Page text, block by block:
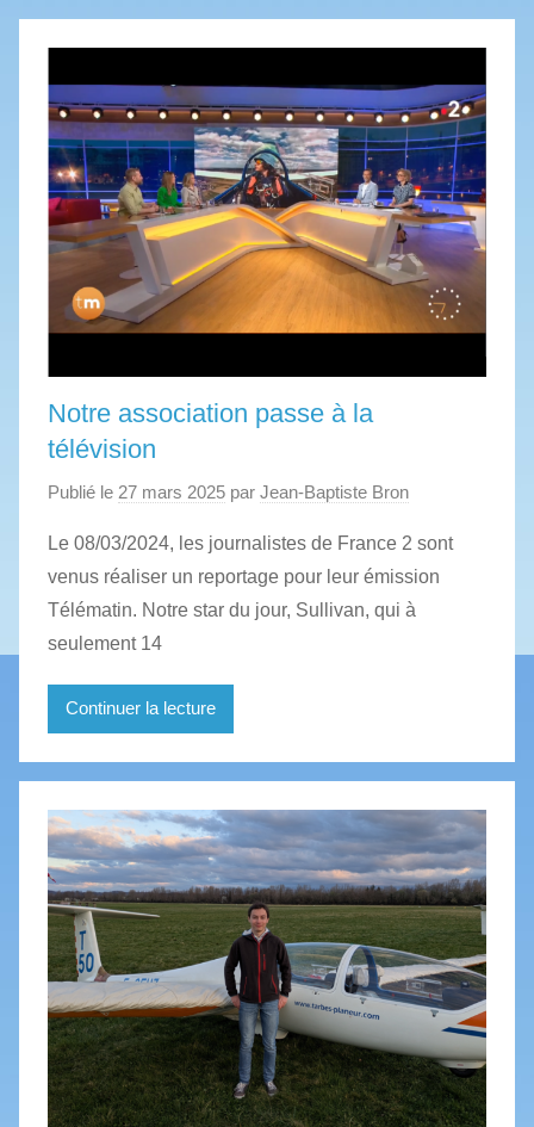
Notre association passe à la
télévision
Publié le 27 mars 2025 par Jean-Baptiste Bron
Le 08/03/2024, les journalistes de France 2 sont
venus réaliser un reportage pour leur émission
Télématin. Notre star du jour, Sullivan, qui à
seulement 14
Continuer la lecture